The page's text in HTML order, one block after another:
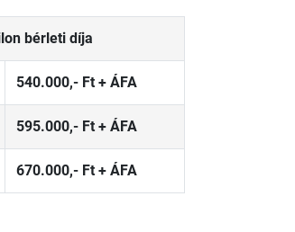
bérleti díja
540.000,- Ft + ÁFA
595.000,- Ft + ÁFA
670.000,- Ft + ÁFA